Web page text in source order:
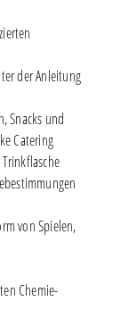
der Anleitung
Snacks und
Catering
von Spielen,
Chemie-